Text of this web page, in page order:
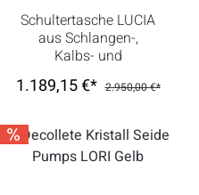
Schultertasche LUCIA
aus Schlangen-,
Kalbs- und
Krokodilleder Grau
Braun Grün
1.189,15 €* 2.950,00 €*